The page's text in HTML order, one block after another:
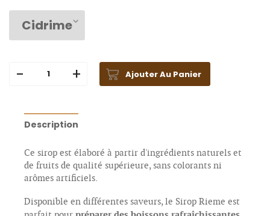
Ajouter Au Panier
Description
Ce sirop est élaboré à partir d'ingrédients naturels et
de fruits de qualité supérieure, sans colorants ni
arômes artificiels.
Disponible en différentes saveurs, le Sirop Rieme est